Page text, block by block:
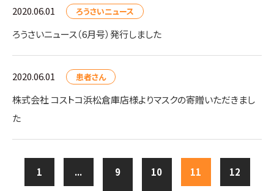
2020.06.01 ろうさいニュース
ろうさいニュース（6月号）発行しました
2020.06.01 患者さん
株式会社 コストコ浜松倉庫店様よりマスクの寄贈いただきまし
た
1 ... 9 10 11 12